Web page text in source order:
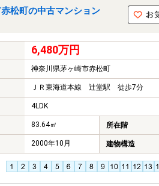
松町の中古マンション
6,480万円
神奈川県茅ヶ崎市赤松町
ＪＲ東海道本線 辻堂駅 徒歩7分
4LDK
83.64㎡ 所在階
2000年10月 建物構造